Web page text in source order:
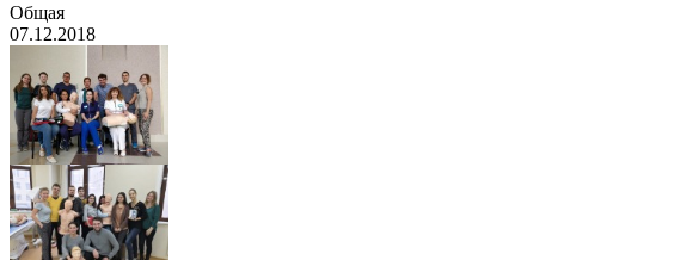
Общая
07.12.2018